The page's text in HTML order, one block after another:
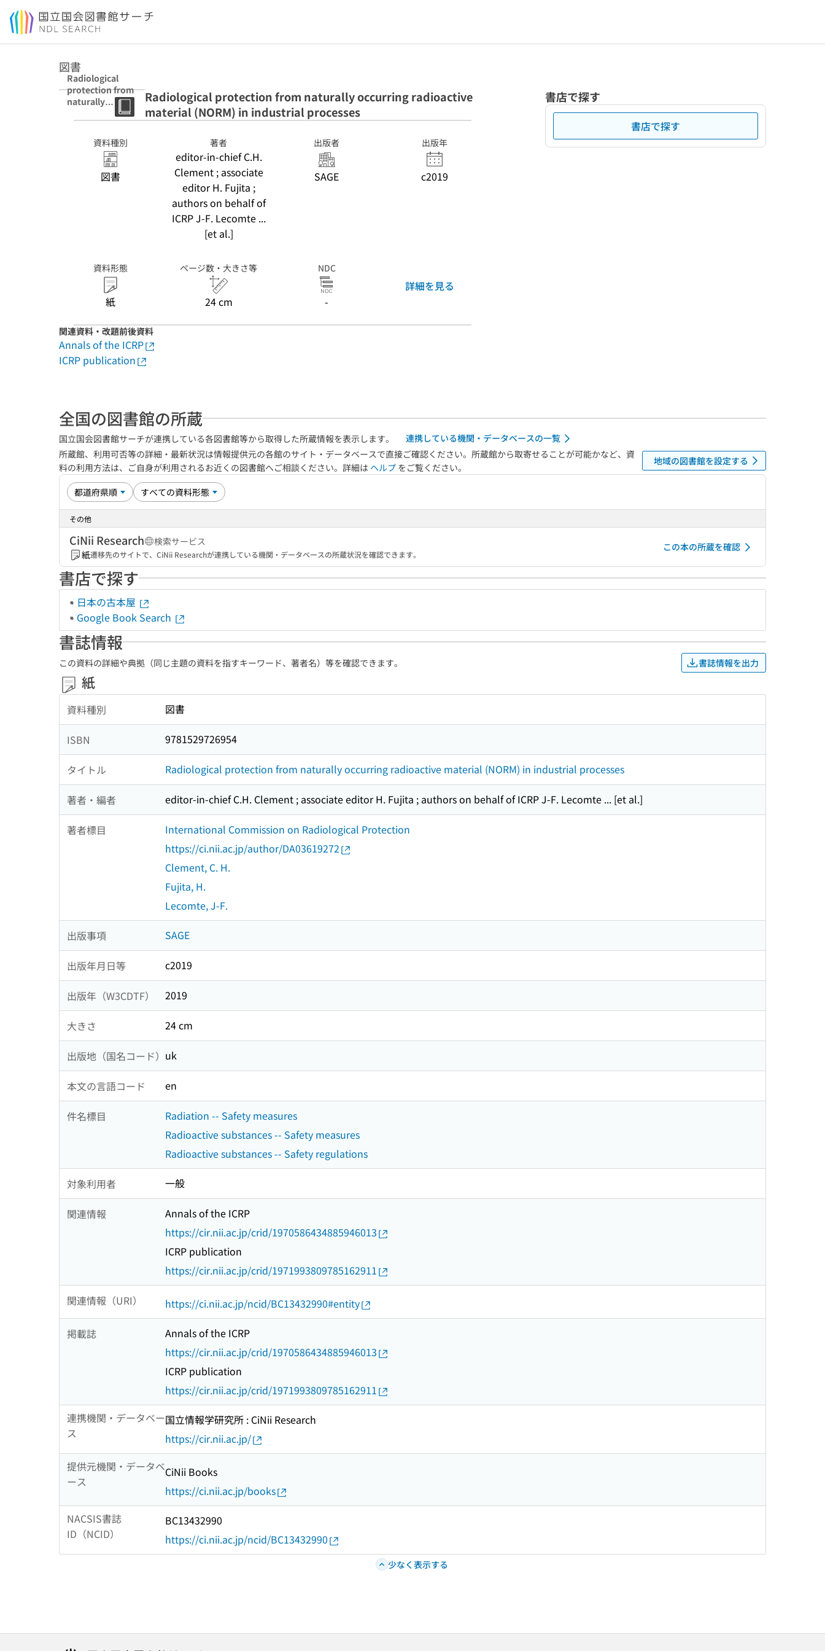
本文へ移動
図書
Radiological
protection from
naturally
radioactive
material (NORM)
in industrial
processes
Radiological protection from naturally occurring radioactive
material (NORM) in industrial processes
資料種別
図書
著者
editor-in-chief C.H.
Clement ; associate
editor H. Fujita ;
authors on behalf of
ICRP J-F. Lecomte ...
[et al.]
出版者
SAGE
出版年
c2019
資料形態
紙
ページ数・大きさ等
24 cm
NDC
-
詳細を見る
関連資料・改題前後資料
Annals of the ICRP
ICRP publication
書店で探す
書店で探す
全国の図書館の所蔵
国立国会図書館サーチが連携している各図書館等から取得した所蔵情報を表示します。
連携している機関・データベースの一覧
所蔵館、利用可否等の詳細・最新状況は情報提供元の各館のサイト・データベースで直接ご確認ください。所蔵館から取寄せることが可能かなど、資
料の利用方法は、ご自身が利用されるお近くの図書館へご相談ください。詳細は ヘルプ をご覧ください。
地域の図書館を設定する
その他
CiNii Research
検索サービス
紙遷移先のサイトで、CiNii Researchが連携している機関・データベースの所蔵状況を確認できます。
この本の所蔵を確認
書店で探す
日本の古本屋
Google Book Search
書誌情報
この資料の詳細や典拠（同じ主題の資料を指すキーワード、著者名）等を確認できます。 書誌情報を出力
紙
資料種別 図書
ISBN 9781529726954
タイトル Radiological protection from naturally occurring radioactive material (NORM) in industrial processes
著者・編者 editor-in-chief C.H. Clement ; associate editor H. Fujita ; authors on behalf of ICRP J-F. Lecomte ... [et al.]
著者標目
International Commission on Radiological Protection
https://ci.nii.ac.jp/author/DA03619272
Clement, C. H.
Fujita, H.
Lecomte, J-F.
出版事項 SAGE
出版年月日等 c2019
出版年（W3CDTF） 2019
大きさ 24 cm
出版地（国名コード） uk
本文の言語コード en
件名標目
Radiation -- Safety measures
Radioactive substances -- Safety measures
Radioactive substances -- Safety regulations
対象利用者 一般
関連情報
Annals of the ICRP
https://cir.nii.ac.jp/crid/1970586434885946013
ICRP publication
https://cir.nii.ac.jp/crid/1971993809785162911
関連情報（URI） https://ci.nii.ac.jp/ncid/BC13432990#entity
掲載誌
Annals of the ICRP
https://cir.nii.ac.jp/crid/1970586434885946013
ICRP publication
https://cir.nii.ac.jp/crid/1971993809785162911
連携機関・データベー
ス
国立情報学研究所 : CiNii Research
https://cir.nii.ac.jp/
提供元機関・データベ
ース
CiNii Books
https://ci.nii.ac.jp/books
NACSIS書誌
ID（NCID）
BC13432990
https://ci.nii.ac.jp/ncid/BC13432990
少なく表示する